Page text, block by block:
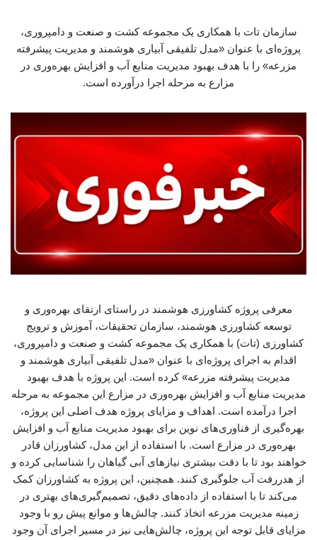
سازمان تات با همکاری یک مجموعه کشت و صنعت و دامپروری،
پروژه‌ای با عنوان «مدل تلفیقی آبیاری هوشمند و مدیریت پیشرفته
مزرعه» را با هدف بهبود مدیریت منابع آب و افزایش بهره‌وری در
مزارع به مرحله اجرا درآورده است.
معرفی پروژه کشاورزی هوشمند در راستای ارتقای بهره‌وری و
توسعه کشاورزی هوشمند، سازمان تحقیقات، آموزش و ترویج
کشاورزی (تات) با همکاری یک مجموعه کشت و صنعت و دامپروری،
اقدام به اجرای پروژه‌ای با عنوان «مدل تلفیقی آبیاری هوشمند و
مدیریت پیشرفته مزرعه» کرده است. این پروژه با هدف بهبود
مدیریت منابع آب و افزایش بهره‌وری در مزارع این مجموعه به مرحله
اجرا درآمده است. اهداف و مزایای پروژه هدف اصلی این پروژه،
بهره‌گیری از فناوری‌های نوین برای بهبود مدیریت منابع آب و افزایش
بهره‌وری در مزارع است. با استفاده از این مدل، کشاورزان قادر
خواهند بود تا با دقت بیشتری نیازهای آبی گیاهان را شناسایی کرده و
از هدررفت آب جلوگیری کنند. همچنین، این پروژه به کشاورزان کمک
می‌کند تا با استفاده از داده‌های دقیق، تصمیم‌گیری‌های بهتری در
زمینه مدیریت مزرعه اتخاذ کنند. چالش‌ها و موانع پیش رو با وجود
مزایای قابل توجه این پروژه، چالش‌هایی نیز در مسیر اجرای آن وجود